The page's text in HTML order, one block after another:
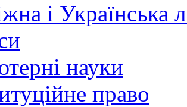
і Українська
науки
право